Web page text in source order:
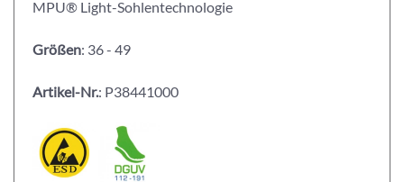
MPU® Light-Sohlentechnologie
Größen: 36 - 49
Artikel-Nr.: P38441000